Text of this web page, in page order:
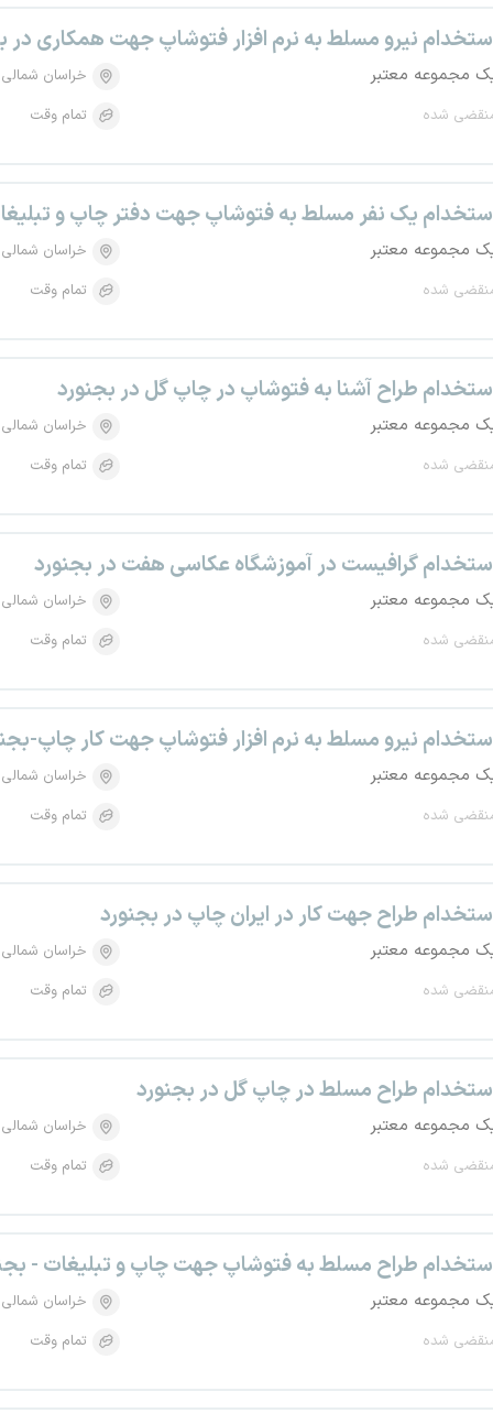
نیرو مسلط به نرم افزار فتوشاپ جهت همکاری در
مجموعه معتبر
شده
خراسان شمالی
تمام وقت
یک نفر مسلط به فتوشاپ جهت دفتر چاپ و
مجموعه معتبر
شده
خراسان شمالی
تمام وقت
طراح آشنا به فتوشاپ در چاپ گل در بجنورد
مجموعه معتبر
شده
خراسان شمالی
تمام وقت
گرافیست در آموزشگاه عکاسی هفت در بجنورد
مجموعه معتبر
شده
خراسان شمالی
تمام وقت
نیرو مسلط به نرم افزار فتوشاپ جهت کار چاپ-
مجموعه معتبر
شده
خراسان شمالی
تمام وقت
طراح جهت کار در ایران چاپ در بجنورد
مجموعه معتبر
شده
خراسان شمالی
تمام وقت
طراح مسلط در چاپ گل در بجنورد
مجموعه معتبر
شده
خراسان شمالی
تمام وقت
طراح مسلط به فتوشاپ جهت چاپ و تبلیغات -
مجموعه معتبر
شده
خراسان شمالی
تمام وقت